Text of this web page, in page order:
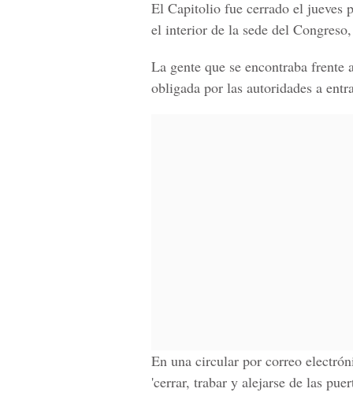
El Capitolio fue cerrado el jueves
el interior de la sede del
La gente que se encontraba
obligada por las autoridades a
En una circular por correo
'cerrar, trabar y alejarse de las